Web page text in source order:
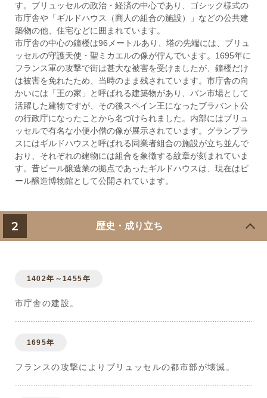
す。ブリュッセルの政治・経済の中心であり、ゴシック様式の
市庁舎や「ギルドハウス（商人の組合の施設）」などの公共建
築物の他、住宅などに囲まれています。
市庁舎の中心の鐘楼は96メートルあり、塔の先端には、ブリュ
ッセルの守護天使・聖ミカエルの像が佇んでいます。1695年に
フランス軍の攻撃で街は甚大な被害を受けましたが、鐘楼だけ
は被害を免れたため、当時のまま残されています。市庁舎の向
かいには「王の家」と呼ばれる建築物があり、パン市場として
活躍した建物ですが、その後スペイン王になったブラバント公
の行政庁になったことから名づけられました。内部にはブリュ
ッセルで有名な小便小僧の像が展示されています。グランプラ
スにはギルドハウスと呼ばれる同業者組合の施設が立ち並んで
おり、それぞれの建物には組合を象徴する紋章が刻まれていま
す。昔ビール醸造業の拠点であったギルドハウスは、現在はビ
ール醸造博物館として公開されています。
2 歴史・成り立ち
1402年～1455年
市庁舎の建設。
1695年
フランスの攻撃によりブリュッセルの都市部が壊滅。